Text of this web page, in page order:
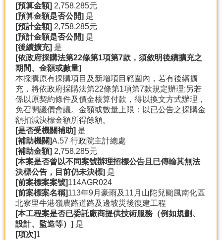
頁
頁
覽
[預算金額] 2,758,285元
[預算金額是否公開] 是
[預計金額] 2,758,285元
[預計金額是否公開] 是
[後續擴充] 是
[依政府採購法第22條第1項第7款，須敘明後續擴充之
期間、金額或數量]
本採購原有採購項目及新增項目範圍內，若有後續擴
充，將依政府採購法第22條第1項第7款規定辦理;另若
係以原契約條件及價金核算付款，得以換文方式辦理，
免召開議價會議。金額或數量上限：以已公告之採購金
額扣減決標金額所得餘額。
[是否受機關補助] 是
[補助機關]A.57 行政院主計總處
[補助金額] 2,758,285元
[本案是否曾以不同案號辦理招標公告且已傳輸其無法
決標公告，目前仍未決標] 是
[前案標案案號]114AGR024
[前案標案名稱]113年9月豪雨及11月山陀兒颱風南化區
北寮里牛港嶺農路道路及邊坡災後復建工程
[本工程案是否已委託廠商提供技術服務（例如規劃、
設計、監造等）] 是
[項次]1